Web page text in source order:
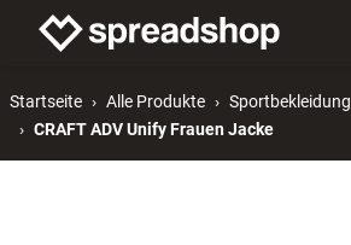
Startseite Alle Produkte
Sportbekleidung
CRAFT ADV Unify Frauen Jacke